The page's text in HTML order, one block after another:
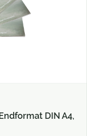
DIN A4,